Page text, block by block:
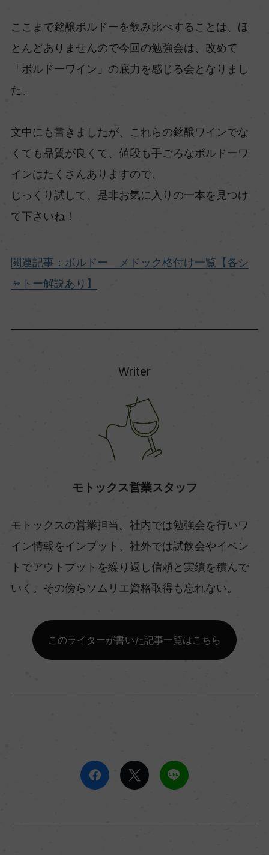
ここまで銘醸ボルドーを飲み比べすることは、ほ
とんどありませんので今回の勉強会は、改めて
「ボルドーワイン」の底力を感じる会となりまし
た。
文中にも書きましたが、これらの銘醸ワインでな
くても品質が良くて、値段も手ごろなボルドーワ
インはたくさんありますので、
じっくり試して、是非お気に入りの一本を見つけ
て下さいね！
関連記事：ボルドー メドック格付け一覧【各シ
ャトー解説あり】
Writer
モトックス営業スタッフ
モトックスの営業担当。社内では勉強会を行いワ
イン情報をインプット、社外では試飲会やイベン
トでアウトプットを繰り返し信頼と実績を積んで
いく。その傍らソムリエ資格取得も忘れない。
このライターが書いた記事一覧はこちら